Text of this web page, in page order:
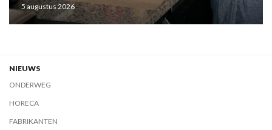
5 augustus 2026
NIEUWS
ONDERWEG
HORECA
FABRIKANTEN